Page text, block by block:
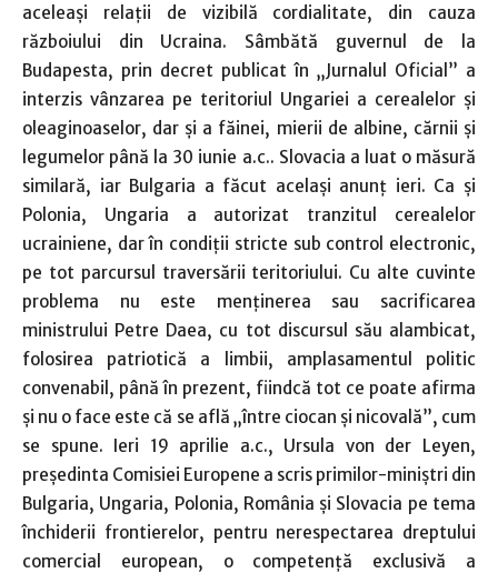
aceleaşi relaţii de vizibilă cordialitate, din cauza
războiului din Ucraina. Sâmbătă guvernul de la
Budapesta, prin decret publicat în „Jurnalul Oficial” a
interzis vânzarea pe teritoriul Ungariei a cerealelor şi
oleaginoaselor, dar şi a făinei, mierii de albine, cărnii şi
legumelor până la 30 iunie a.c.. Slovacia a luat o măsură
similară, iar Bulgaria a făcut acelaşi anunţ ieri. Ca şi
Polonia, Ungaria a autorizat tranzitul cerealelor
ucrainiene, dar în condiţii stricte sub control electronic,
pe tot parcursul traversării teritoriului. Cu alte cuvinte
problema nu este menţinerea sau sacrificarea
ministrului Petre Daea, cu tot discursul său alambicat,
folosirea patriotică a limbii, amplasamentul politic
convenabil, până în prezent, fiindcă tot ce poate afirma
şi nu o face este că se află „între ciocan şi nicovală”, cum
se spune. Ieri 19 aprilie a.c., Ursula von der Leyen,
preşedinta Comisiei Europene a scris primilor-miniştri din
Bulgaria, Ungaria, Polonia, România şi Slovacia pe tema
închiderii frontierelor, pentru nerespectarea dreptului
comercial european, o competenţă exclusivă a